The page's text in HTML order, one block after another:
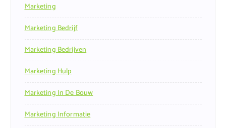
Marketing
Marketing Bedrijf
Marketing Bedrijven
Marketing Hulp
Marketing In De Bouw
Marketing Informatie